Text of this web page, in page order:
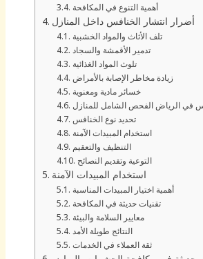
أهمية التنوع في المكافحة
أضرار انتشار الخنافس داخل المنازل
تلف الأثاث والمواد الخشبية
تدمير الأقمشة والسجاد
تلوث المواد الغذائية
زيادة مخاطر الإصابة بالأمراض
خسائر مادية ومعنوية
في الرياض الفحص الشامل للمنازل
تحديد نوع الخنافس
استخدام المبيدات الآمنة
التنظيف والتعقيم
التوعية وتقديم النصائح
استخدام المبيدات الآمنة
أهمية اختيار المبيدات المناسبة
تقنيات حديثة في المكافحة
معايير السلامة والبيئة
النتائج طويلة الأمد
ثقة العملاء في الخدمات